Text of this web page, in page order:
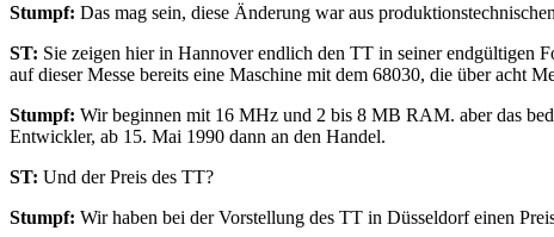
Stumpf: Das mag sein, diese Änderung war aus
ST: Sie zeigen hier in Hannover endlich den TT in seiner endgültigen
auf dieser Messe bereits eine Maschine mit dem 68030, die über acht
Stumpf: Wir beginnen mit 16 MHz und 2 bis 8 MB RAM. aber das
Entwickler, ab 15. Mai 1990 dann an den Handel.
ST: Und der Preis des TT?
Stumpf: Wir haben bei der Vorstellung des TT in Düsseldorf einen